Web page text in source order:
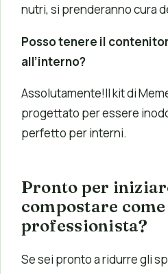
nutri, si prenderanno cura
Posso tenere il
all’interno?
Assolutamente!Il kit di
progettato per essere
perfetto per interni.
Pronto per
compostare come
professionista?
Se sei pronto a ridurre gli